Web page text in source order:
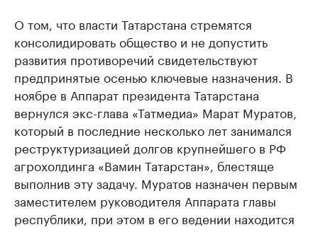
О том, что власти Татарстана стремятся
консолидировать общество и не допустить
развития противоречий свидетельствуют
предпринятые осенью ключевые назначения. В
ноябре в Аппарат президента Татарстана
вернулся экс-глава «Татмедиа» Марат Муратов,
который в последние несколько лет занимался
реструктуризацией долгов крупнейшего в РФ
агрохолдинга «Вамин Татарстан», блестяще
выполнив эту задачу. Муратов назначен первым
заместителем руководителя Аппарата главы
республики, при этом в его ведении находится